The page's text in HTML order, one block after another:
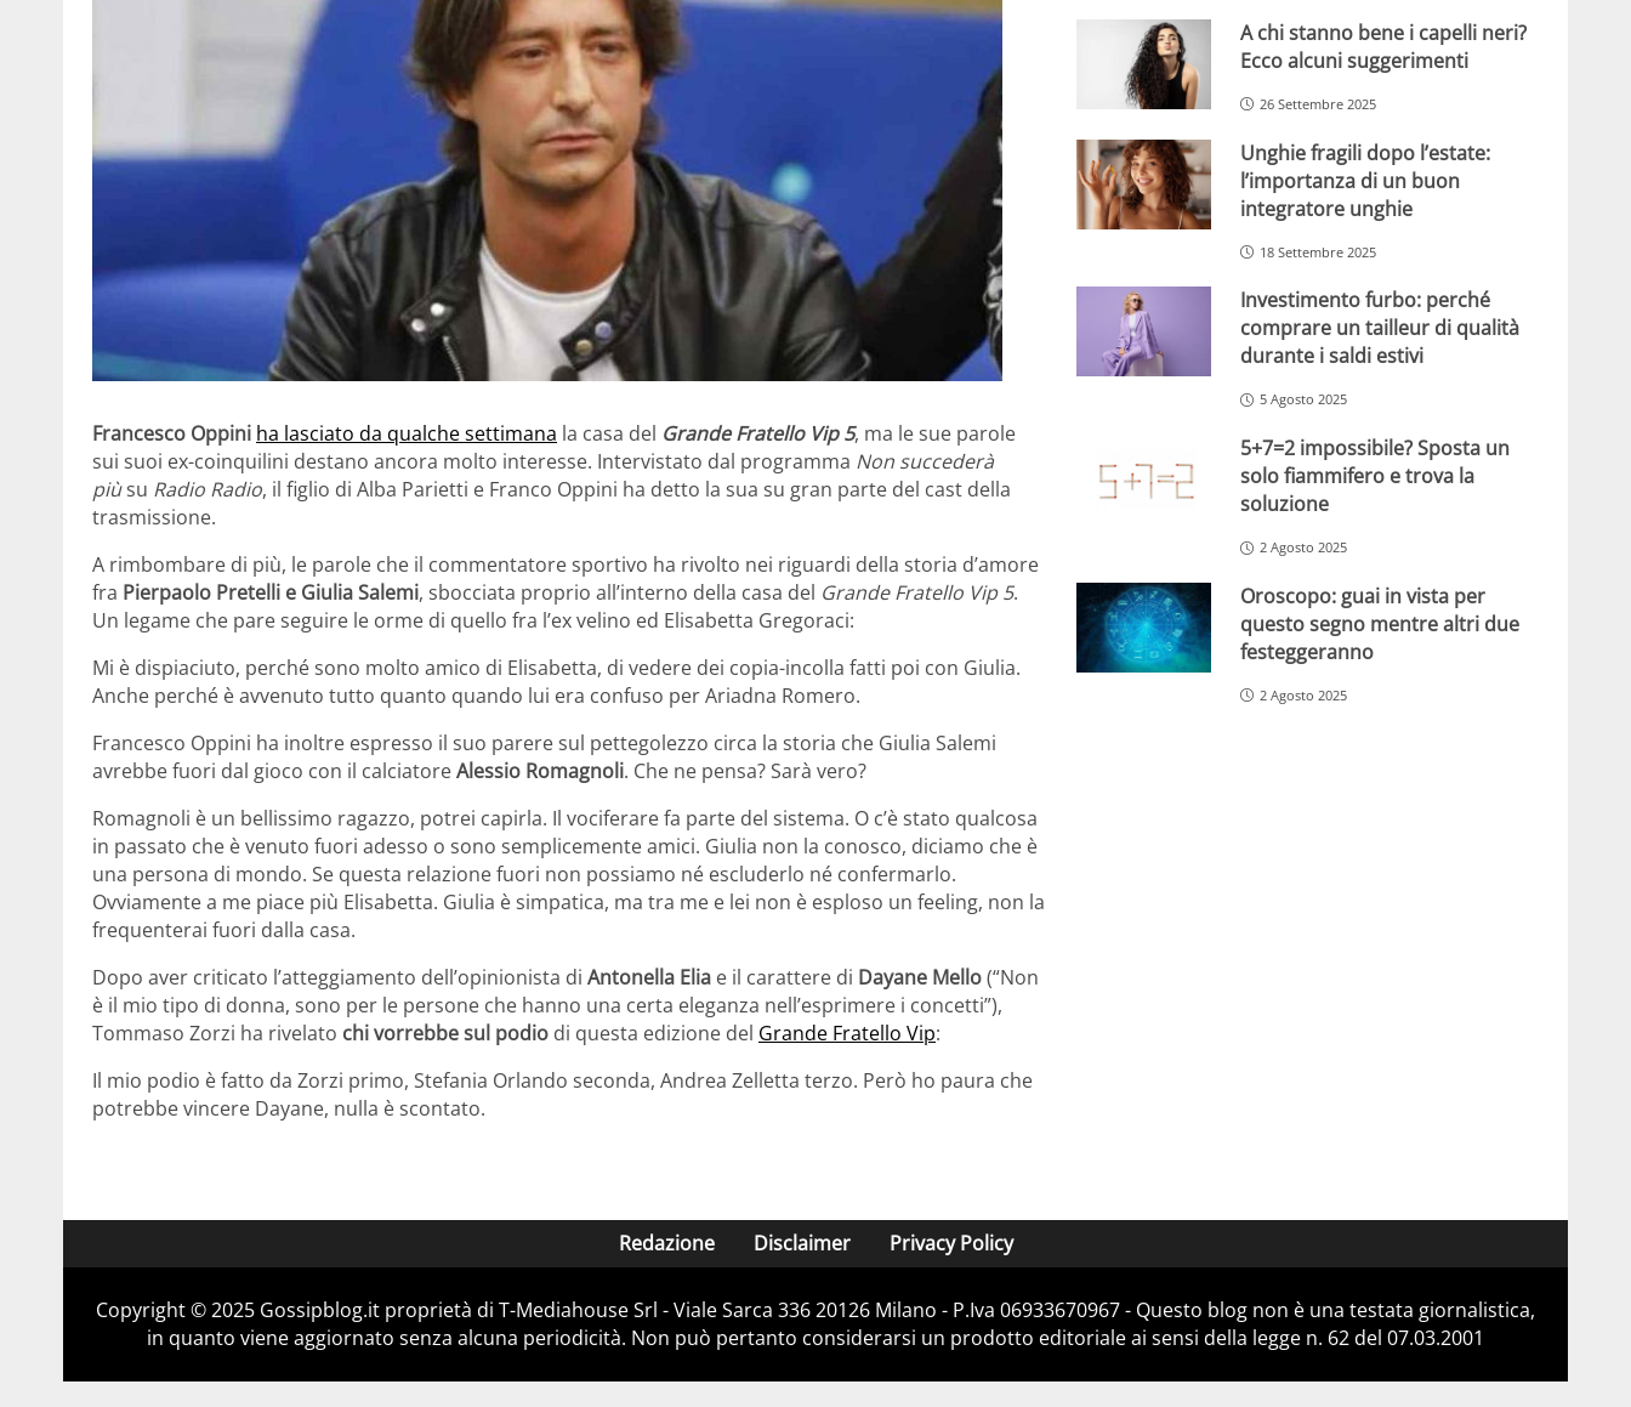
Francesco Oppini ha lasciato da qualche settimana la casa del Grande Fratello Vip 5, ma le sue parole
sui suoi ex-coinquilini destano ancora molto interesse. Intervistato dal programma Non succederà
piùsu Radio Radio, il figlio di Alba Parietti e Franco Oppini ha detto la sua su gran parte del cast della
trasmissione.
A rimbombare di più, le parole che il commentatore sportivo ha rivolto nei riguardi della storia d’amore
fra Pierpaolo Pretelli e Giulia Salemi, sbocciata proprio all’interno della casa del Grande Fratello Vip 5.
Un legame che pare seguire le orme di quello fra l’ex velino ed Elisabetta Gregoraci:
Mi è dispiaciuto, perché sono molto amico di Elisabetta, di vedere dei copia-incolla fatti poi con Giulia.
Anche perché è avvenuto tutto quanto quando lui era confuso per Ariadna Romero.
Francesco Oppini ha inoltre espresso il suo parere sul pettegolezzo circa la storia che Giulia Salemi
avrebbe fuori dal gioco con il calciatoreAlessio Romagnoli. Che ne pensa? Sarà vero?
Romagnoli è un bellissimo ragazzo, potrei capirla. Il vociferare fa parte del sistema. O c’è stato qualcosa
in passato che è venuto fuori adesso o sono semplicemente amici. Giulia non la conosco, diciamo che è
una persona di mondo. Se questa relazione fuori non possiamo né escluderlo né confermarlo.
Ovviamente a me piace più Elisabetta. Giulia è simpatica, ma tra me e lei non è esploso un feeling, non la
frequenterai fuori dalla casa.
Dopo aver criticato l’atteggiamento dell’opinionista di Antonella Elia e il carattere di Dayane Mello(“Non
è il mio tipo di donna, sono per le persone che hanno una certa eleganza nell’esprimere i concetti”),
Tommaso Zorzi ha rivelato chi vorrebbe sul podio di questa edizione del Grande Fratello Vip:
Il mio podio è fatto da Zorzi primo, Stefania Orlando seconda, Andrea Zelletta terzo. Però ho paura che
potrebbe vincere Dayane, nulla è scontato.
A chi stanno bene i capelli neri?
Ecco alcuni suggerimenti
26 Settembre 2025
Unghie fragili dopo l’estate:
l’importanza di un buon
integratore unghie
18 Settembre 2025
Investimento furbo: perché
comprare un tailleur di qualità
durante i saldi estivi
5 Agosto 2025
5+7=2 impossibile? Sposta un
solo fiammifero e trova la
soluzione
2 Agosto 2025
Oroscopo: guai in vista per
questo segno mentre altri due
festeggeranno
2 Agosto 2025
Redazione Disclaimer Privacy Policy
Copyright © 2025 Gossipblog.it proprietà di T-Mediahouse Srl - Viale Sarca 336 20126 Milano - P.Iva 06933670967 - Questo blog non è una testata giornalistica,
in quanto viene aggiornato senza alcuna periodicità. Non può pertanto considerarsi un prodotto editoriale ai sensi della legge n. 62 del 07.03.2001